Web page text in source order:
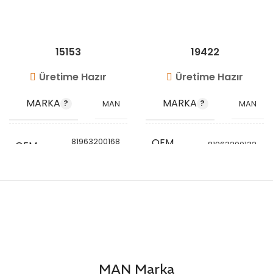
15153
Üretime Hazır
MARKA
MAN
OEM
81963200168
19422
Üretime Hazır
MARKA
MAN
OEM
81963200132
MAN Marka